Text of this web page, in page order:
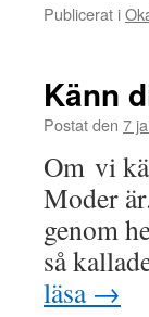
Publicerat i
Känn
Postat den 7
Om vi
Moder
genom
så
läsa →